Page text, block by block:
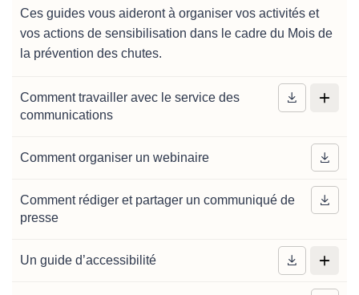
Ces guides vous aideront à organiser vos activités et
vos actions de sensibilisation dans le cadre du Mois de
la prévention des chutes.
Comment travailler avec le service des
communications
Comment organiser un webinaire
Comment rédiger et partager un communiqué de
presse
Un guide d’accessibilité